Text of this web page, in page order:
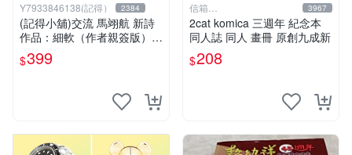
Y7933846138(記得） 2384
(記得小舖)交流 馬翊航 新詩
作品：細軟（作者親簽版）全
新 換張景嵐成語蕎張艾亞辜
莞允鄭家純等簽名寫真書
$399
信箱
paul600510@yahoo.com.tw
3967
2cat komica 三週年 紀念本
同人誌 同人 畫冊 原創九成新
$208